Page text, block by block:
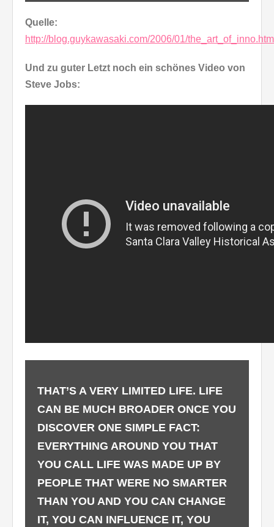
Quelle:
http://blog.guykawasaki.com/2006/01/the_art_of_inno.htm
Und zu guter Letzt noch ein schönes Video von
Steve Jobs:
THAT’S A VERY LIMITED LIFE. LIFE
CAN BE MUCH BROADER ONCE YOU
DISCOVER ONE SIMPLE FACT:
EVERYTHING AROUND YOU THAT
YOU CALL LIFE WAS MADE UP BY
PEOPLE THAT WERE NO SMARTER
THAN YOU AND YOU CAN CHANGE
IT, YOU CAN INFLUENCE IT, YOU